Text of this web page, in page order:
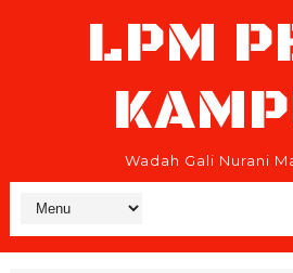
LPM
Wadah Gali Nurani